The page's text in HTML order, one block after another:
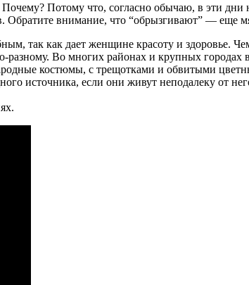
Потому что, согласно обычаю, в эти
внимание, что “обрызгивают” — еще
так как дает женщине красоту и здоровье.
Во многих районах и крупных городах
костюмы, с трещотками и обвитыми
источника, если они живут неподалеку от